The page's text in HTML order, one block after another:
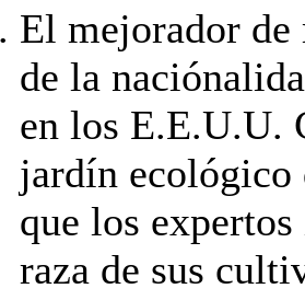
El mejorador de
de la
en los E.E.U.U.
jardín ecológico
que los
raza de sus